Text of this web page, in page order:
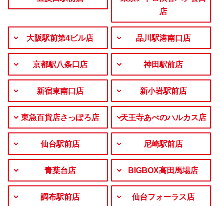
店
大阪駅前第4ビル店 品川駅港南口店
京都駅八条口店 神田駅前店
新宿東南口店 新小岩駅前店
東急百貨店さっぽろ店 天王寺あべのハルカス店
仙台駅前店 尼崎駅前店
青葉台店 BIGBOX高田馬場店
調布駅前店 仙台フォーラス店